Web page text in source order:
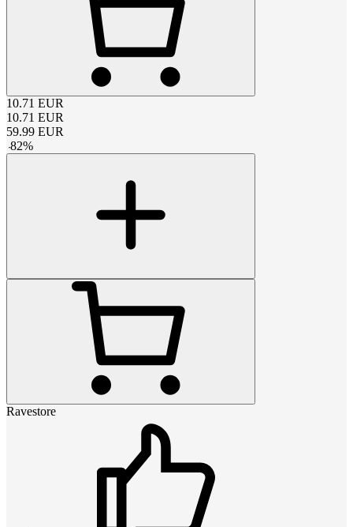
10.71 EUR
10.71 EUR
59.99 EUR
-82%
Ravestore